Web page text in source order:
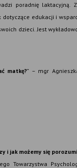
poradnię laktacyjną. Z
edukacji i
dzieci. Jest
matkę?” – mgr
i jak możemy się
Towarzystwa